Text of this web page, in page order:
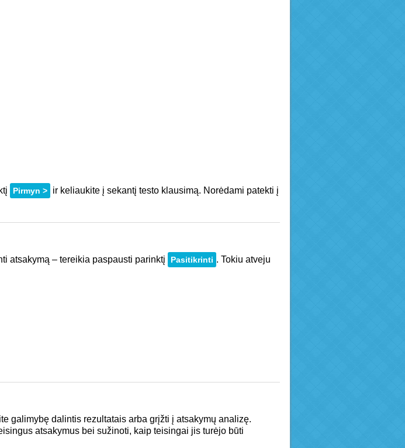
Pirmyn >
ir keliaukite į sekantį testo klausimą. Norėdami patekti į
atsakymą – tereikia paspausti parinktį Pasitikrinti . Tokiu atveju
galimybę dalintis rezultatais arba grįžti į atsakymų analizę.
atsakymus bei sužinoti, kaip teisingai jis turėjo būti